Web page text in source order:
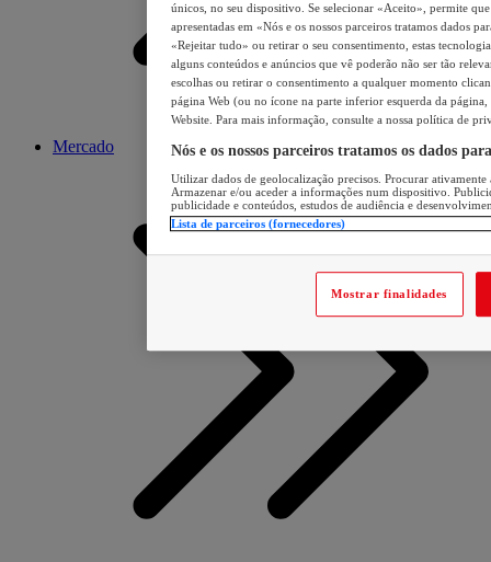
Mercado
únicos, no seu dispositivo. Se selecionar «Aceito», permite
apresentadas em «Nós e os nossos parceiros tratamos dados
«Rejeitar tudo» ou retirar o seu consentimento, estas
alguns conteúdos e anúncios que vê poderão não ser tão
escolhas ou retirar o consentimento a qualquer momento
página Web (ou no ícone na parte inferior esquerda da página,
Website. Para mais informação, consulte a nossa política de
Nós e os nossos parceiros tratamos os dados
Utilizar dados de geolocalização precisos. Procurar
Armazenar e/ou aceder a informações num dispositivo.
publicidade e conteúdos, estudos de audiência e
Lista de parceiros (fornecedores)
Mostrar finalidades